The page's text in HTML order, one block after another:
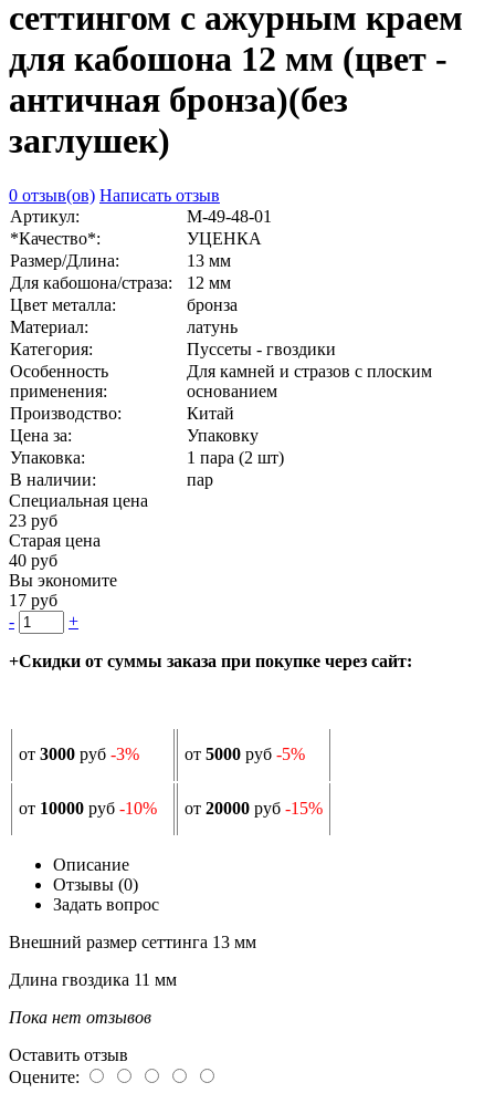
сеттингом с ажурным краем
для кабошона 12 мм (цвет -
античная бронза)(без
заглушек)
0 отзыв(ов) Написать отзыв
Артикул:
М-49-48-01
*Качество*:
УЦЕНКА
Размер/Длина:
13 мм
Для кабошона/страза:
12 мм
Цвет металла:
бронза
Материал:
латунь
Категория:
Пуссеты - гвоздики
Особенность
применения:
Для камней и стразов с плоским
основанием
Производство:
Китай
Цена за:
Упаковку
Упаковка:
1 пара (2 шт)
В наличии:
пар
Специальная цена
23 руб
Старая цена
40 руб
Вы экономите
17 руб
-
+
+Скидки от суммы заказа при покупке через сайт:
от 3000 руб -3% от 5000 руб -5%
от 10000 руб -10% от 20000 руб -15%
Описание
Отзывы (0)
Задать вопрос
Внешний размер сеттинга 13 мм
Длина гвоздика 11 мм
Пока нет отзывов
Оставить отзыв
Оцените: